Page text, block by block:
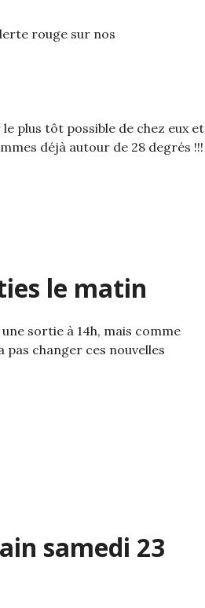
rouge sur nos
plus tôt possible de chez eux et
déjà autour de 28 degrés !!!
le matin
sortie à 14h, mais comme
pas changer ces nouvelles
samedi 23